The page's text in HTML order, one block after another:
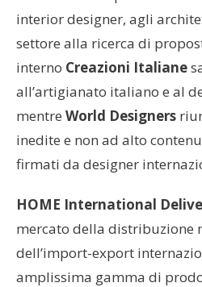
interior designer, agli
settore alla ricerca di
interno Creazioni Italiane
all’artigianato italiano e al
mentre World Designers
inedite e non ad alto
firmati da designer
HOME International
mercato della distribuzione
dell’import-export
amplissima gamma di